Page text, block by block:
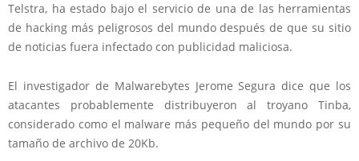
Telstra, ha estado bajo el servicio de una de las herramientas
de hacking más peligrosos del mundo después de que su sitio
de noticias fuera infectado con publicidad maliciosa.
El investigador de Malwarebytes Jerome Segura dice que los
atacantes probablemente distribuyeron al troyano Tinba,
considerado como el malware más pequeño del mundo por su
tamaño de archivo de 20Kb.